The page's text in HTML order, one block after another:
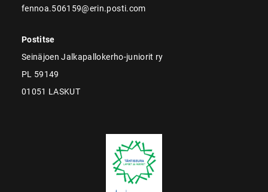
fennoa.506159@erin.posti.com
Postitse
Seinäjoen Jalkapallokerho-juniorit ry
PL 59149
01051 LASKUT